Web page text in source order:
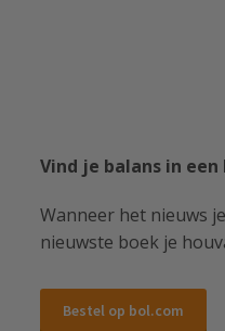
Vind je balans in
Wanneer het nieuws
nieuwste boek je
Bestel op bol.com